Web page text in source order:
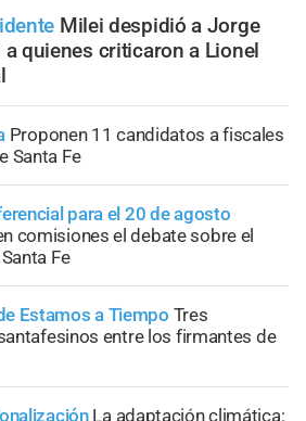
Milei despidió a Jorge
quienes criticaron a Lionel
Proponen 11 candidatos a fiscales
Santa Fe
para el 20 de agosto
comisiones el debate sobre el
Fe
Estamos a Tiempo Tres
entre los firmantes de
La adaptación climática: